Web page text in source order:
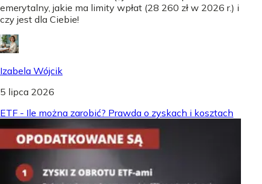
emerytalny, jakie ma limity wpłat (28 260 zł w 2026 r.) i
czy jest dla Ciebie!
Izabela Wójcik
5 lipca 2026
ETF - Ile można zarobić? Prawda o zyskach i kosztach